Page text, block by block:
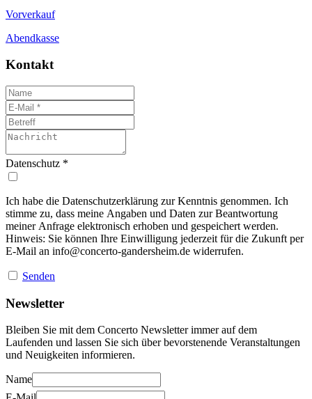
Vorverkauf
Abendkasse
Kontakt
Datenschutz *
Ich habe die Datenschutzerklärung zur Kenntnis genommen. Ich
stimme zu, dass meine Angaben und Daten zur Beantwortung
meiner Anfrage elektronisch erhoben und gespeichert werden.
Hinweis: Sie können Ihre Einwilligung jederzeit für die Zukunft per
E-Mail an info@concerto-gandersheim.de widerrufen.
Senden
Newsletter
Bleiben Sie mit dem Concerto Newsletter immer auf dem
Laufenden und lassen Sie sich über bevorstenende Veranstaltungen
und Neuigkeiten informieren.
Name